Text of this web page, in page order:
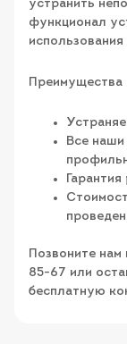
устранить
функционал
Преимущества
Все
Гарантия
Позвоните
85-67 или
бесплатную